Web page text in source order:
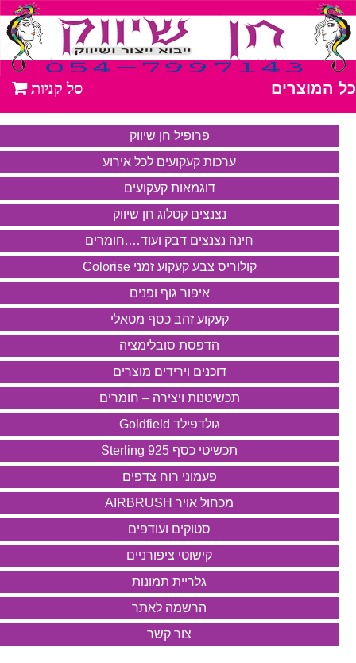
כל המוצרים
פרופיל חן שיווק
ערכות קעקועים לכל אירוע
דוגמאות קעקועים
נצנצים קטלוג חן שיווק
חינה נצנצים דבק ועוד….חומרים
קולוריס צבע קעקוע זמני Colorise
איפור גוף ופנים
קעקוע זהב כסף מטאלי
הדפסת סובלימציה
דוכנים וירידים מוצרים
תכשיטנות ויצירה – חומרים
גולדפילד Goldfield
תכשיטי כסף 925 Sterling
פעמוני רוח צדפים
מכחול אויר AIRBRUSH
סטוקים ועודפים
קישוטי ציפורניים
גלריית תמונות
הרשמה לאתר
צור קשר